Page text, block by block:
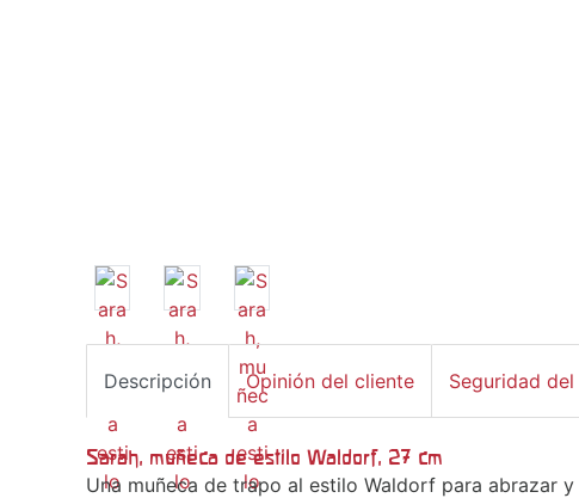
Descripción Opinión del cliente Seguridad
Sarah, muñeca de estilo Waldorf, 27 cm
Una muñeca de trapo al estilo Waldorf para abrazar y